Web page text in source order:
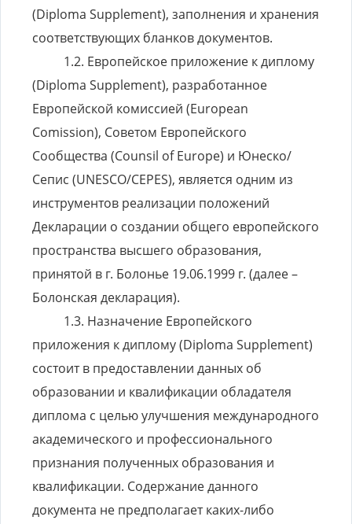
(Diploma Supplement), заполнения и хранения
соответствующих бланков документов.
Европейское приложение к диплому
(Diploma Supplement), разработанное
Европейской комиссией (European
Comission), Советом Европейского
Сообщества (Counsil of Europe) и Юнеско/
Сепис (UNESCO/CEPES), является одним из
инструментов реализации положений
Декларации о создании общего европейского
пространства высшего образования,
принятой в г. Болонье 19.06.1999 г. (далее –
Болонская декларация).
Назначение Европейского
приложения к диплому (Diploma Supplement)
состоит в предоставлении данных об
образовании и квалификации обладателя
диплома с целью улучшения международного
академического и профессионального
признания полученных образования и
квалификации. Содержание данного
документа не предполагает каких-либо